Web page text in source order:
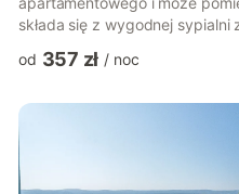
składa się z wygodnej
niezbędnymi urządzeniami do
znajduje się wspólny ogród ze
ogrodu roztacza się
od 357 zł / noc